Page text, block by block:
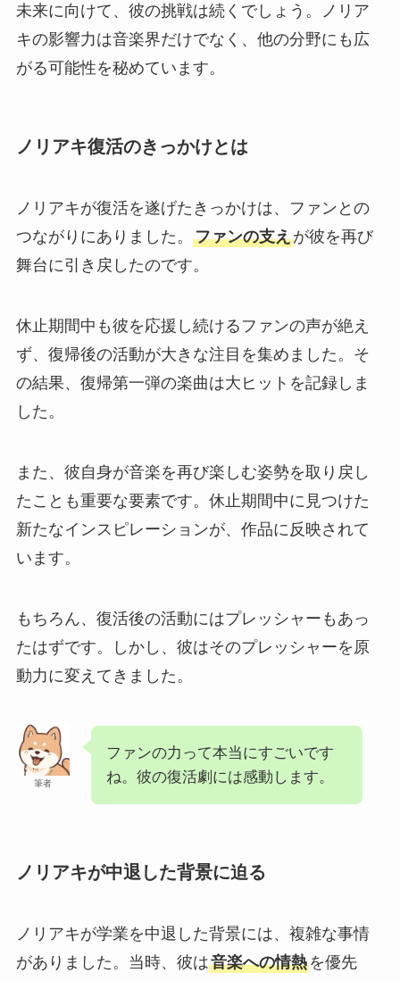
未来に向けて、彼の挑戦は続くでしょう。ノリア
キの影響力は音楽界だけでなく、他の分野にも広
がる可能性を秘めています。
ノリアキ復活のきっかけとは
ノリアキが復活を遂げたきっかけは、ファンとの
つながりにありました。 ファンの支えが彼を再び
舞台に引き戻したのです。
休止期間中も彼を応援し続けるファンの声が絶え
ず、復帰後の活動が大きな注目を集めました。そ
の結果、復帰第一弾の楽曲は大ヒットを記録しま
した。
また、彼自身が音楽を再び楽しむ姿勢を取り戻し
たことも重要な要素です。休止期間中に見つけた
新たなインスピレーションが、作品に反映されて
います。
もちろん、復活後の活動にはプレッシャーもあっ
たはずです。しかし、彼はそのプレッシャーを原
動力に変えてきました。
筆者
ファンの力って本当にすごいです
ね。彼の復活劇には感動します。
ノリアキが中退した背景に迫る
ノリアキが学業を中退した背景には、複雑な事情
がありました。当時、彼は音楽への情熱を優先